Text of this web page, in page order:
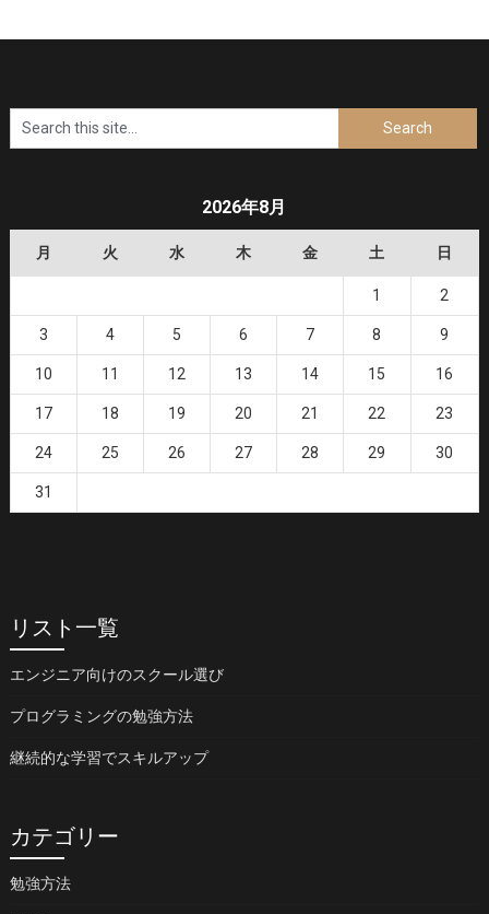
2026年8月
月 火 水 木 金 土 日
1 2
3 4 5 6 7 8 9
10 11 12 13 14 15 16
17 18 19 20 21 22 23
24 25 26 27 28 29 30
31
リスト一覧
エンジニア向けのスクール選び
プログラミングの勉強方法
継続的な学習でスキルアップ
カテゴリー
勉強方法